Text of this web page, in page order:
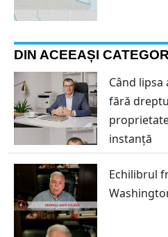
DIN ACEEAȘI
Când lipsa
fără
instanță
Echilibrul